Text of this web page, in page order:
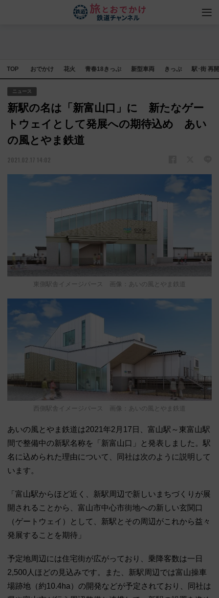
TOP おでかけ 花火 青春18きっぷ 新型車両 きっぷ 駅･街 再
ニュース
新駅の名は「新富山口」に 新たなゲー
トウェイとして発展への期待込め あい
の風とやま鉄道
2021.02.17 14:02
東側駅舎イメージパース 画像：あいの風とやま鉄道
西側駅舎イメージパース 画像：あいの風とやま鉄道
あいの風とやま鉄道は2021年2月17日、富山駅～東富山駅
間で整備中の新駅名称を「新富山口」と発表しました。駅
名に込められた理由について、同社は次のように説明して
います。
「富山駅からほど近く、新駅周辺で新しいまちづくりが展
開されることから、富山市中心市街地への新しい玄関口
（ゲートウェイ）として、新駅とその周辺がこれから益々
発展することを期待」
予定地周辺には住宅街が広がっており、乗降客数は一日
2,500人ほどの見込みです。また、新駅周辺では富山操車
場跡地（約10.4ha）の開発などが予定されており、同社は